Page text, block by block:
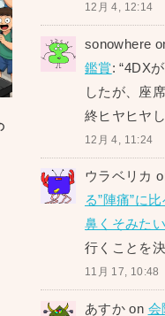
12月 4, 12:14
sonowhere
鑑賞: “4DX
したが、座
終ヒヤヒヤ
12月 4, 11:24
ウラベリカ
る”陣痛”に
鼻くそみた
行くことを
11月 17, 10:48
あすか on 会